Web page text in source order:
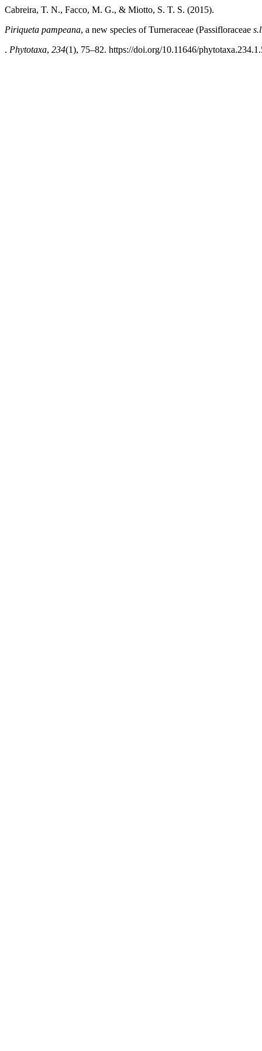
Cabreira, T. N., Facco, M. G., & Miotto, S. T. S. (2015).
Piriqueta pampeana, a new species of Turneraceae (Passifloraceae
. Phytotaxa, 234(1), 75–82. https://doi.org/10.11646/